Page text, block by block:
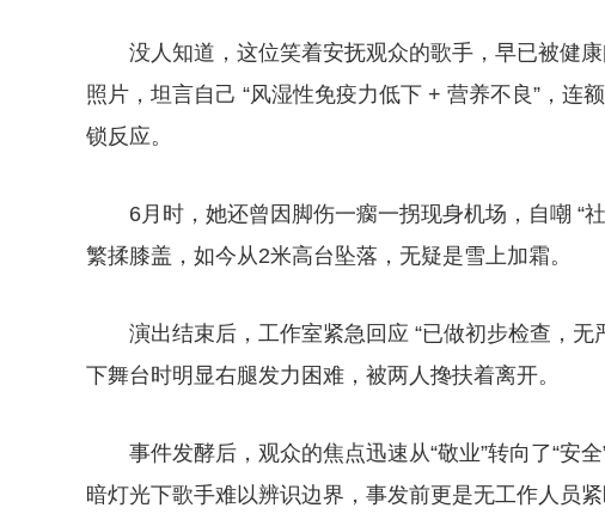
没人知道，这位笑着安抚观众的歌手，早已被健
照片，坦言自己 “风湿性免疫力低下 + 营养不良”，连
锁反应。
6月时，她还曾因脚伤一瘸一拐现身机场，自嘲 “
繁揉膝盖，如今从2米高台坠落，无疑是雪上加霜。
演出结束后，工作室紧急回应 “已做初步检查，
下舞台时明显右腿发力困难，被两人搀扶着离开。
事件发酵后，观众的焦点迅速从“敬业”转向了“安
暗灯光下歌手难以辨识边界，事发前更是无工作人员